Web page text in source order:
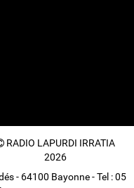
RADIO LAPURDI IRRATIA
2026
- 64100 Bayonne - Tel : 05